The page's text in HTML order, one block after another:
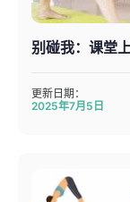
别碰我：课堂
更新日期：
2025年7月5日